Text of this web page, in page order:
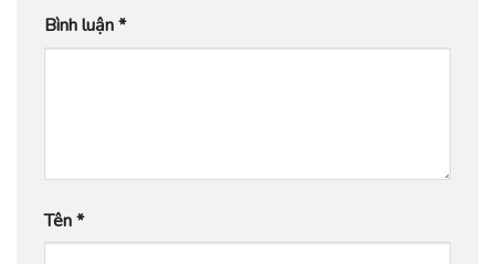
Bình luận*
Tên*